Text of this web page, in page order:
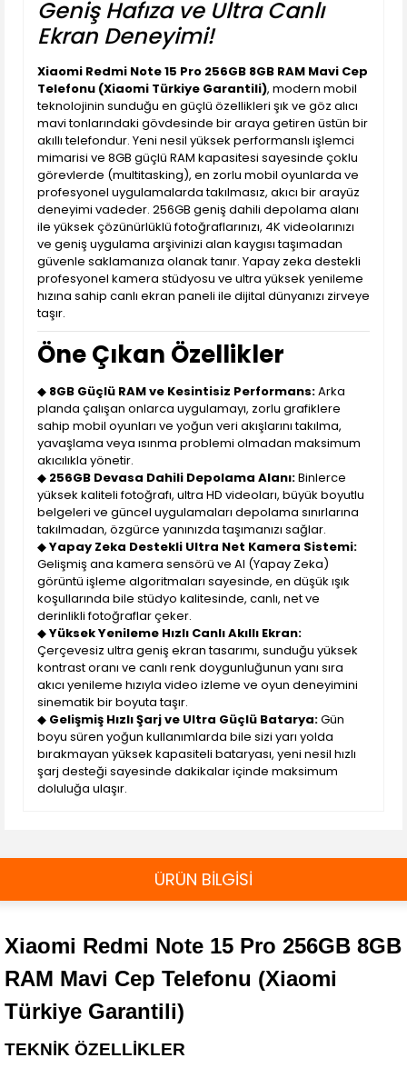
Geniş Hafıza ve Ultra Canlı
Ekran Deneyimi!
Xiaomi Redmi Note 15 Pro 256GB 8GB RAM Mavi Cep
Telefonu (Xiaomi Türkiye Garantili), modern mobil
teknolojinin sunduğu en güçlü özellikleri şık ve göz alıcı
mavi tonlarındaki gövdesinde bir araya getiren üstün bir
akıllı telefondur. Yeni nesil yüksek performanslı işlemci
mimarisi ve 8GB güçlü RAM kapasitesi sayesinde çoklu
görevlerde (multitasking), en zorlu mobil oyunlarda ve
profesyonel uygulamalarda takılmasız, akıcı bir arayüz
deneyimi vadeder. 256GB geniş dahili depolama alanı
ile yüksek çözünürlüklü fotoğraflarınızı, 4K videolarınızı
ve geniş uygulama arşivinizi alan kaygısı taşımadan
güvenle saklamanıza olanak tanır. Yapay zeka destekli
profesyonel kamera stüdyosu ve ultra yüksek yenileme
hızına sahip canlı ekran paneli ile dijital dünyanızı zirveye
taşır.
Öne Çıkan Özellikler
◆ 8GB Güçlü RAM ve Kesintisiz Performans:Arka
planda çalışan onlarca uygulamayı, zorlu grafiklere
sahip mobil oyunları ve yoğun veri akışlarını takılma,
yavaşlama veya ısınma problemi olmadan maksimum
akıcılıkla yönetir.
◆ 256GB Devasa Dahili Depolama Alanı:Binlerce
yüksek kaliteli fotoğrafı, ultra HD videoları, büyük boyutlu
belgeleri ve güncel uygulamaları depolama sınırlarına
takılmadan, özgürce yanınızda taşımanızı sağlar.
◆Yapay Zeka Destekli Ultra Net Kamera Sistemi:
Gelişmiş ana kamera sensörü ve AI (Yapay Zeka)
görüntü işleme algoritmaları sayesinde, en düşük ışık
koşullarında bile stüdyo kalitesinde, canlı, net ve
derinlikli fotoğraflar çeker.
◆Yüksek Yenileme Hızlı Canlı Akıllı Ekran:
Çerçevesiz ultra geniş ekran tasarımı, sunduğu yüksek
kontrast oranı ve canlı renk doygunluğunun yanı sıra
akıcı yenileme hızıyla video izleme ve oyun deneyimini
sinematik bir boyuta taşır.
◆ Gelişmiş Hızlı Şarj ve Ultra Güçlü Batarya:Gün
boyu süren yoğun kullanımlarda bile sizi yarı yolda
bırakmayan yüksek kapasiteli bataryası, yeni nesil hızlı
şarj desteği sayesinde dakikalar içinde maksimum
doluluğa ulaşır.
ÜRÜN BİLGİSİ
Xiaomi Redmi Note 15 Pro 256GB 8GB
RAM Mavi Cep Telefonu (Xiaomi
Türkiye Garantili)
TEKNİK ÖZELLİKLER